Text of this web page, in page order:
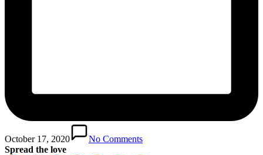
October 17, 2020
No Comments
Spread the love